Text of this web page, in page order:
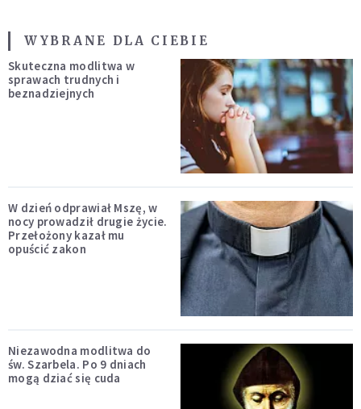
WYBRANE DLA CIEBIE
Skuteczna modlitwa w
sprawach trudnych i
beznadziejnych
W dzień odprawiał Mszę, w
nocy prowadził drugie życie.
Przełożony kazał mu
opuścić zakon
Niezawodna modlitwa do
św. Szarbela. Po 9 dniach
mogą dziać się cuda